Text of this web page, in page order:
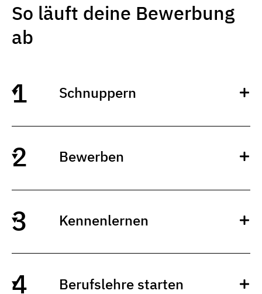
So läuft deine Bewerbung
ab
Schnuppern
Bewerben
Kennenlernen
Berufslehre starten